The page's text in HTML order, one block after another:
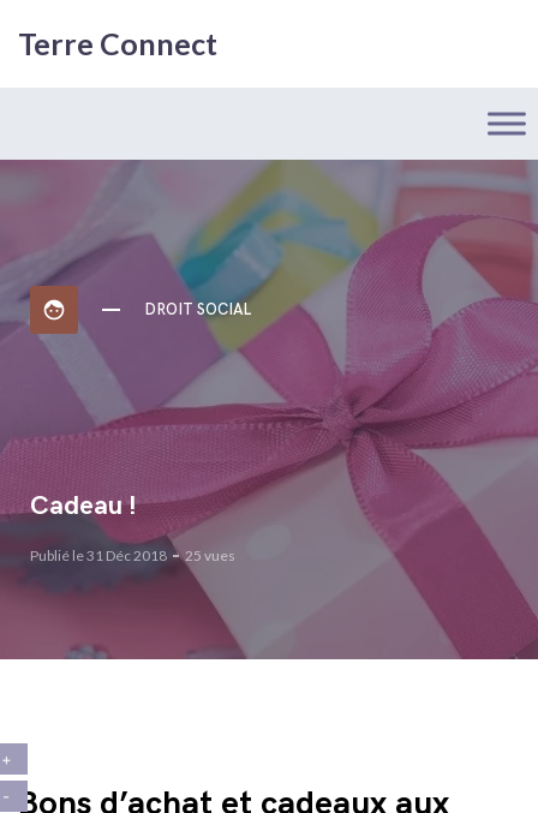
Terre Connect
face DROIT SOCIAL
Cadeau !
Publié le 31 Déc 2018 25 vues
Bons d’achat et cadeaux aux